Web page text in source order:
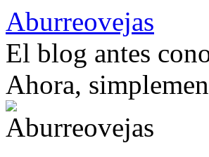
Saltar
al
contenido
Aburreovejas
El blog antes
Ahora,